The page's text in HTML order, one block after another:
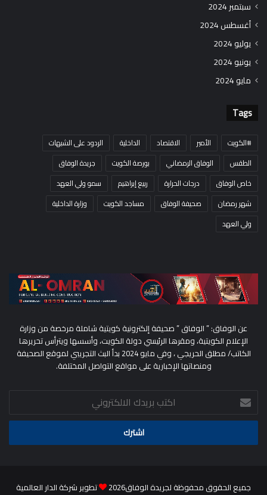
سبتمبر 2024
أغسطس 2024
يوليو 2024
يونيو 2024
مايو 2024
Tags
#الكويت الأمير الاقتصاد الداخلية
الردود على الشبهات
الطقس
الوفاق الرمضاني بورصة الكويت
جريدة الوفاق
خاص الوفاق
درجات الحرارة ربيع إبراهيم
سمو ولي العهد
شهر رمضان
صحيفة الوفاق مساجد الكويت
وزارة الداخلية
ولي العهد
عن الوفاق: ” الوفاق ” صحيفة إلكترونية كويتية شاملة مرخصة من وزارة
الإعلام الكويتية، ومقرها الرئيسي دولة الكويت، وأسسها ويترأس تحريرها
الكاتب/ مطلق الحريجي ، وفي مايو 2024 بدأ البث التجريبي لموقع الصحيفة
ومنصاتها الإخبارية على مواقع التواصل المختلفة.
اكتب
بريدك
الالكتروني
جميع الحقوق محفوظة لجريدة الوفاق2026 تطوير شركة الدار العالمية